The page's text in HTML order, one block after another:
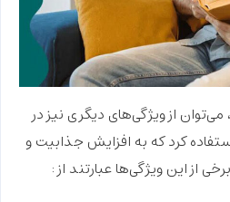
از ویژگی‌های دیگری نیز در
کرد که به افزایش جذابیت و
از این ویژگی‌ها عبارتند از: